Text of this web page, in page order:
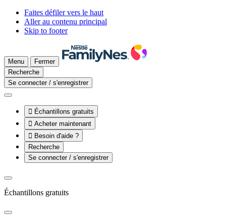
Faites défiler vers le haut
Aller au contenu principal
Skip to footer
Menu
Fermer
Recherche
Se connecter / s'enregistrer
 Échantillons gratuits
 Acheter maintenant
 Besoin d'aide ?
Recherche
Se connecter / s'enregistrer
Échantillons gratuits